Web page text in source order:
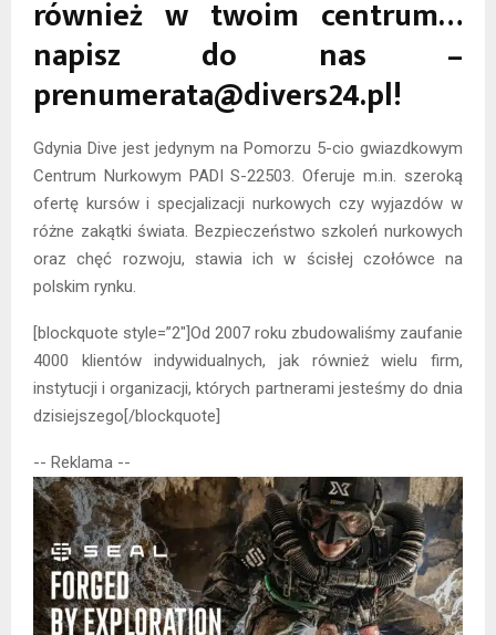
również w twoim centrum…
napisz do nas –
prenumerata@divers24.pl!
Gdynia Dive jest jedynym na Pomorzu 5-cio gwiazdkowym
Centrum Nurkowym PADI S-22503. Oferuje m.in. szeroką
ofertę kursów i specjalizacji nurkowych czy wyjazdów w
różne zakątki świata. Bezpieczeństwo szkoleń nurkowych
oraz chęć rozwoju, stawia ich w ścisłej czołówce na
polskim rynku.
[blockquote style=”2″]Od 2007 roku zbudowaliśmy zaufanie
4000 klientów indywidualnych, jak również wielu firm,
instytucji i organizacji, których partnerami jesteśmy do dnia
dzisiejszego[/blockquote]
-- Reklama --